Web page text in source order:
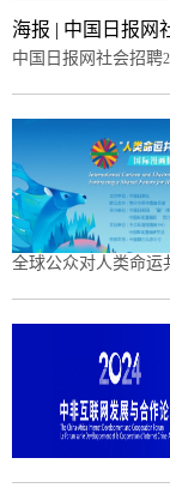
海报 | 中国日报网
中国日报网社会招聘
全球公众对人类命运